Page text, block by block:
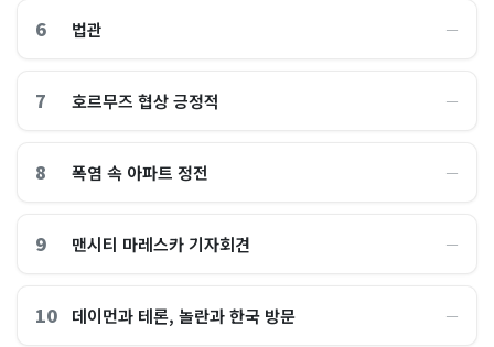
6 법관 ―
7 호르무즈 협상 긍정적 ―
8 폭염 속 아파트 정전 ―
9 맨시티 마레스카 기자회견 ―
10 데이먼과 테론, 놀란과 한국 방문 ―